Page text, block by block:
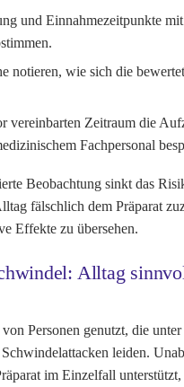
und Einnahmezeitpunkte
notieren, wie sich die
vereinbarten Zeitraum die
Fachpersonal
Beobachtung sinkt das
fälschlich dem Präparat
Effekte zu übersehen.
Alltag
Personen genutzt, die unter
leiden.
im Einzelfall unterstützt,